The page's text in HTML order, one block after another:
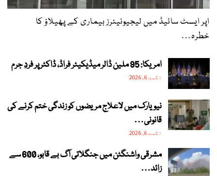
اپر ایسٹ سائیڈ میں لیجیونیئرز بیماری کے پھیلاؤ کا
خطرہ…
امریکا: 95 ملین ڈالر میڈیکیئر فراڈ، ڈاکٹر پر فردِ جرم
اگست 6, 2026
نیویارک میں لاعلاج مریضوں کو زندگی ختم کرنے کی
قانونی…
اگست 6, 2026
مشرقی واشنگٹن میں جنگلاتی آگ بے قابو، 600 سے
زائد…